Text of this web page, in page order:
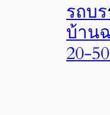
รถบ
บ้าน
20-